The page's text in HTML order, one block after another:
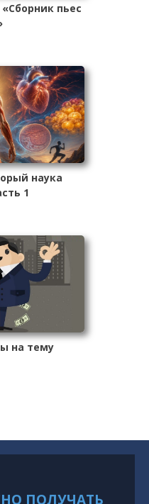
пьес
наука
1
на тему
ПОЛУЧАТЬ